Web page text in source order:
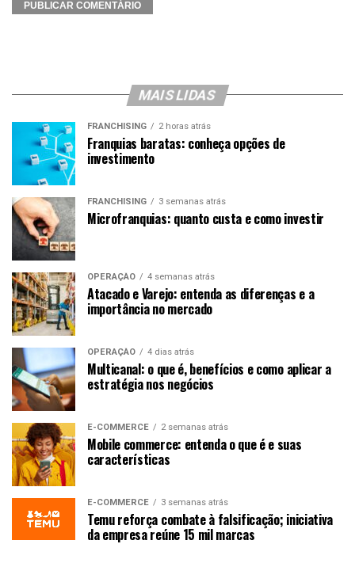
MAIS LIDAS
FRANCHISING 2 horas atrás
Franquias baratas: conheça opções de
investimento
FRANCHISING 3 semanas atrás
Microfranquias: quanto custa e como investir
OPERAÇÃO 4 semanas atrás
Atacado e Varejo: entenda as diferenças e a
importância no mercado
OPERAÇÃO 4 dias atrás
Multicanal: o que é, benefícios e como aplicar a
estratégia nos negócios
E-COMMERCE 2 semanas atrás
Mobile commerce: entenda o que é e suas
características
E-COMMERCE 3 semanas atrás
Temu reforça combate à falsificação; iniciativa
da empresa reúne 15 mil marcas